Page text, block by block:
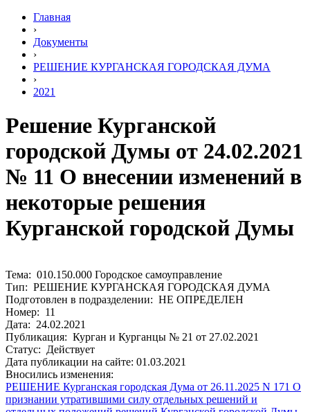
Главная
›
Документы
›
РЕШЕНИЕ КУРГАНСКАЯ ГОРОДСКАЯ ДУМА
›
2021
Решение Курганской
городской Думы от 24.02.2021
№ 11 О внесении изменений в
некоторые решения
Курганской городской Думы
Тема: 010.150.000 Городское самоуправление
Тип: РЕШЕНИЕ КУРГАНСКАЯ ГОРОДСКАЯ ДУМА
Подготовлен в подразделении: НЕ ОПРЕДЕЛЕН
Номер: 11
Дата: 24.02.2021
Публикация: Курган и Курганцы № 21 от 27.02.2021
Статус: Действует
Дата публикации на сайте: 01.03.2021
Вносились изменения:
РЕШЕНИЕ Курганская городская Дума от 26.11.2025 N 171 О
признании утратившими силу отдельных решений и